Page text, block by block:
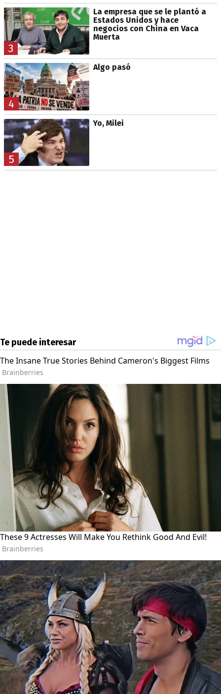
3
La empresa que se le plantó a
Estados Unidos y hace
negocios con China en Vaca
Muerta
4
Algo pasó
5
Yo, Milei